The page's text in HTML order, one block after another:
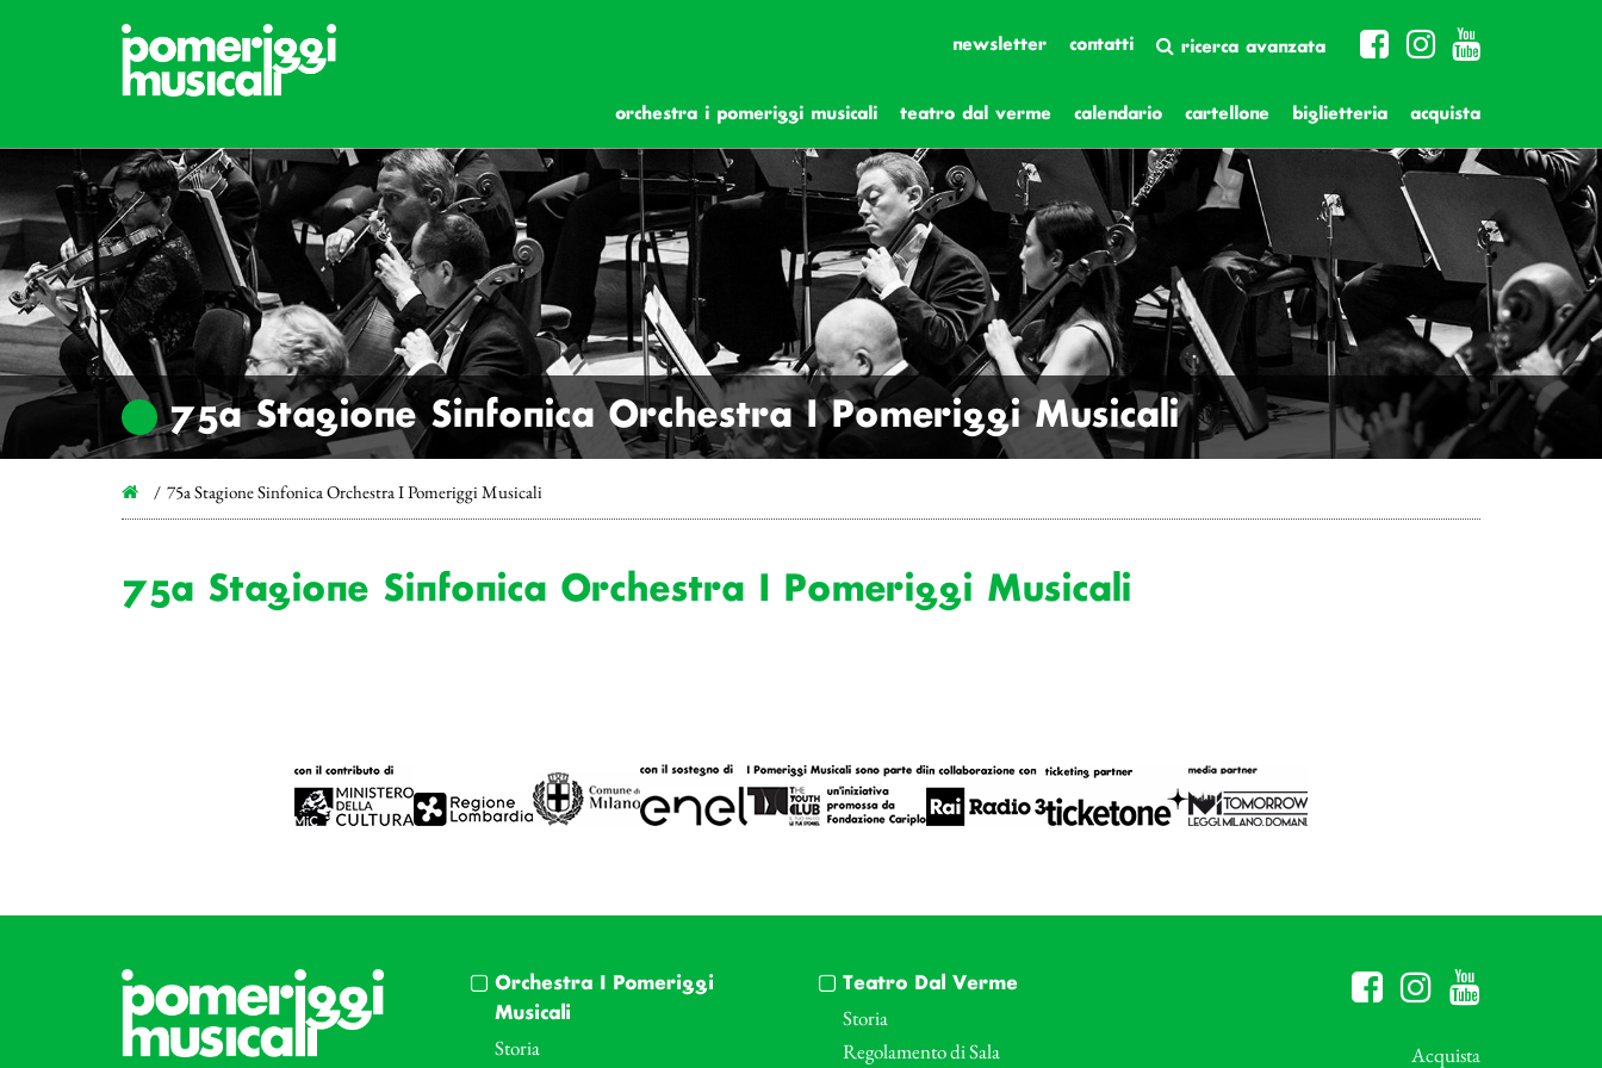
newsletter contatti ricerca avanzata
orchestra i pomeriggi musicali teatro dal verme calendario cartellone biglietteria acquista
75a Stagione Sinfonica Orchestra I Pomeriggi Musicali
75a Stagione Sinfonica Orchestra I Pomeriggi Musicali
75a Stagione Sinfonica Orchestra I Pomeriggi Musicali
Orchestra I Pomeriggi
Musicali
Storia
Teatro Dal Verme
Storia
Regolamento di Sala
Acquista